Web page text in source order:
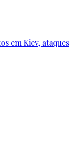
em Kiev, ataques